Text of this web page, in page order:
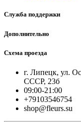
Служба поддержки
Дополнительно
Схема проезда
г. Липецк, ул.
СССР, 23б
09:00-21:00
+79103546754
shop@fleurs.su